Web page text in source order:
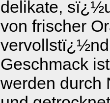
delikate,
von frischer
Geschmack
werden durch